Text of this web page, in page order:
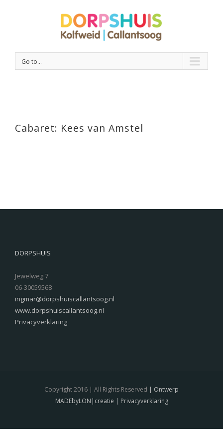
Go to...
Cabaret: Kees van Amstel
DORPSHUIS
Jewelweg 7
06-30059568
ingmar@dorpshuiscallantsoog.nl
www.dorpshuiscallantsoog.nl
Privacyverklaring
Copyright 2016 | All Rights Reserved | Ontwerp
MADEbyLON|creatie | Privacyverklaring